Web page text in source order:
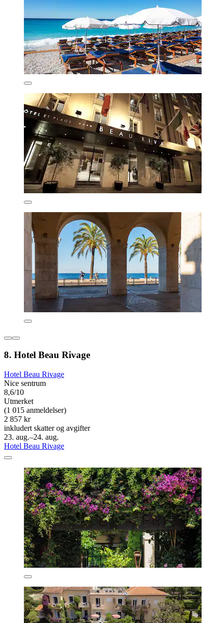
8. Hotel Beau Rivage
Hotel Beau Rivage
Nice sentrum
8,6/10
Utmerket
(1 015 anmeldelser)
2 857 kr
inkludert skatter og avgifter
23. aug.–24. aug.
Hotel Beau Rivage